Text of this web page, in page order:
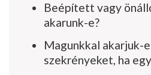
Beépített vagy
akarunk-e?
Magunkkal akarjuk-
szekrényeket, ha